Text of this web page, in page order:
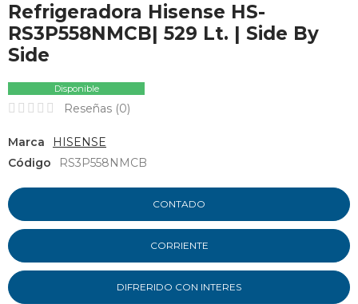
Refrigeradora Hisense HS-
RS3P558NMCB| 529 Lt. | Side By
Side
Disponible
Reseñas (0)
Marca
HISENSE
Código
RS3P558NMCB
CONTADO
CORRIENTE
DIFRERIDO CON INTERES